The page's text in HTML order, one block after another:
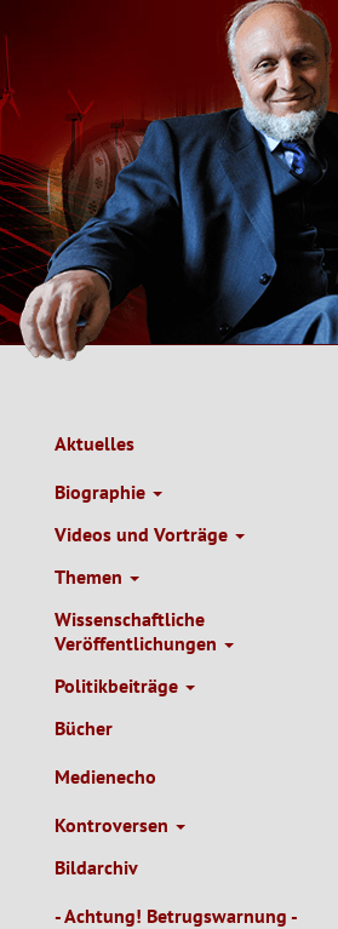
zum
Inhalt
Main
Navigation
de
Aktuelles
Biographie
Videos und Vorträge
Themen
Wissenschaftliche
Veröffentlichungen
Politikbeiträge
Bücher
Medienecho
Kontroversen
Bildarchiv
- Achtung! Betrugswarnung -